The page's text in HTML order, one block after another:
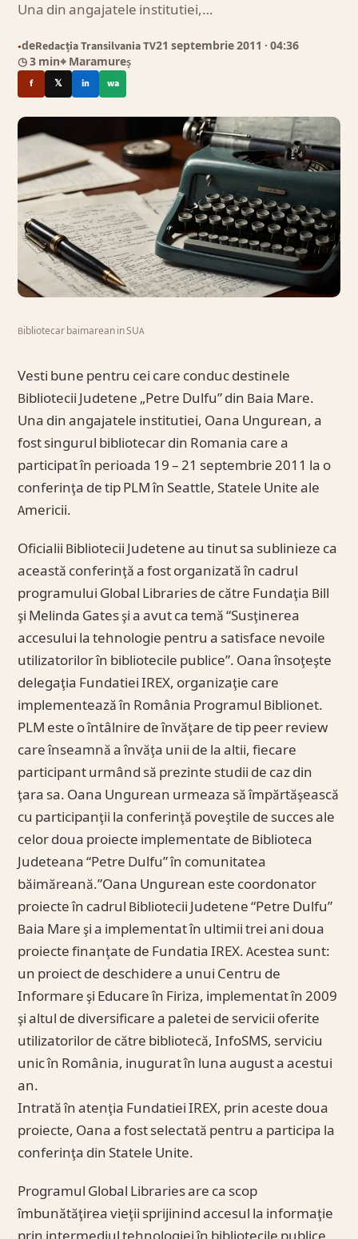
Una din angajatele institutiei,…
●deRedacția Transilvania TV21 septembrie 2011 · 04:36
◷ 3 min⌖ Maramureș
f 𝕏 in wa
Bibliotecar baimarean in SUA
Vesti bune pentru cei care conduc destinele
Bibliotecii Judetene „Petre Dulfu” din Baia Mare.
Una din angajatele institutiei, Oana Ungurean, a
fost singurul bibliotecar din Romania care a
participat în perioada 19 – 21 septembrie 2011 la o
conferinţa de tip PLM în Seattle, Statele Unite ale
Americii.
Oficialii Bibliotecii Judetene au tinut sa sublinieze ca
această conferinţă a fost organizată în cadrul
programului Global Libraries de către Fundaţia Bill
şi Melinda Gates şi a avut ca temă “Susţinerea
accesului la tehnologie pentru a satisface nevoile
utilizatorilor în bibliotecile publice”. Oana însoţeşte
delegaţia Fundatiei IREX, organizaţie care
implementează în România Programul Biblionet.
PLM este o întâlnire de învăţare de tip peer review
care înseamnă a învăţa unii de la altii, fiecare
participant urmând să prezinte studii de caz din
ţara sa. Oana Ungurean urmeaza să împărtăşească
cu participanţii la conferinţă poveştile de succes ale
celor doua proiecte implementate de Biblioteca
Judeteana “Petre Dulfu” în comunitatea
băimăreană.”Oana Ungurean este coordonator
proiecte în cadrul Bibliotecii Judetene “Petre Dulfu”
Baia Mare şi a implementat în ultimii trei ani doua
proiecte finanţate de Fundatia IREX. Acestea sunt:
un proiect de deschidere a unui Centru de
Informare şi Educare în Firiza, implementat în 2009
şi altul de diversificare a paletei de servicii oferite
utilizatorilor de către bibliotecă, InfoSMS, serviciu
unic în România, inugurat în luna august a acestui
an.
Intrată în atenţia Fundatiei IREX, prin aceste doua
proiecte, Oana a fost selectată pentru a participa la
conferinţa din Statele Unite.
Programul Global Libraries are ca scop
îmbunătăţirea vieţii sprijinind accesul la informaţie